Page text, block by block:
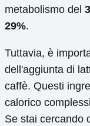
metabolismo del
29%.
Tuttavia, è
dell'aggiunta di
caffè. Questi
calorico
Se stai cercando